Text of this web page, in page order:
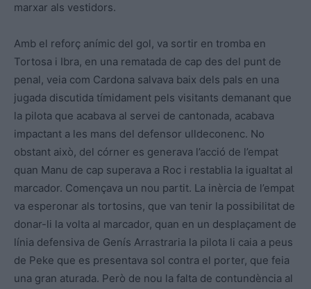
marxar als vestidors.
Amb el reforç anímic del gol, va sortir en tromba en
Tortosa i Ibra, en una rematada de cap des del punt de
penal, veia com Cardona salvava baix dels pals en una
jugada discutida tímidament pels visitants demanant que
la pilota que acabava al servei de cantonada, acabava
impactant a les mans del defensor ulldeconenc. No
obstant això, del córner es generava l’acció de l’empat
quan Manu de cap superava a Roc i restablia la igualtat al
marcador. Començava un nou partit. La inèrcia de l’empat
va esperonar als tortosins, que van tenir la possibilitat de
donar-li la volta al marcador, quan en un desplaçament de
línia defensiva de Genís Arrastraria la pilota li caia a peus
de Peke que es presentava sol contra el porter, que feia
una gran aturada. Però de nou la falta de contundència al